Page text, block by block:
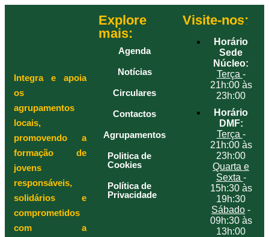
Integra e apoia
os
agrupamentos
locais,
promovendo a
formação de
jovens
responsáveis,
solidários e
comprometidos
com a
Explore
mais:
Agenda
Notícias
Circulares
Contactos
Agrupamentos
Politica de
Cookies
Política de
Privacidade
Visite-nos:
Horário
Sede
Núcleo:
Terça -
21h:00 às
23h:00
Horário
DMF:
Terça -
21h:00 às
23h:00
Quarta e
Sexta -
15h:30 às
19h:30
Sábado -
09h:30 às
13h:00